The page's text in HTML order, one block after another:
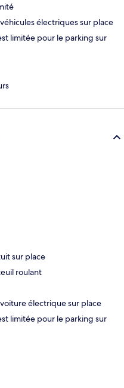
électriques sur place
limitée pour le parking sur
sur place
roulant
électrique sur place
limitée pour le parking sur